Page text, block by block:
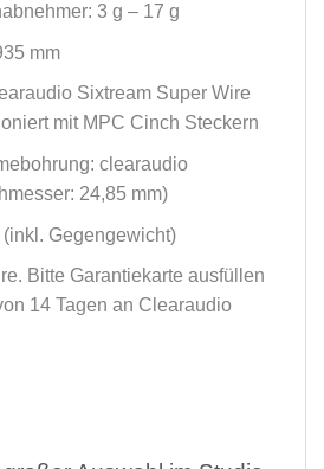
3 g – 17 g
mm
Sixtream Super Wire
mit MPC Cinch Steckern
clearaudio
24,85 mm)
Gegengewicht)
Bitte Garantiekarte ausfüllen
14 Tagen an Clearaudio